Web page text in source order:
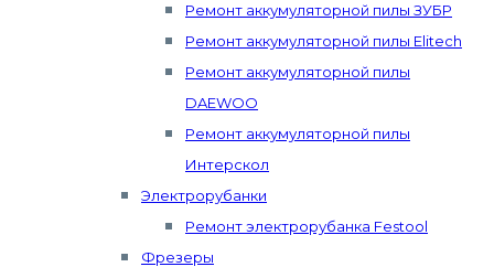
Ремонт аккумуляторной пилы ЗУБР
Ремонт аккумуляторной пилы Elitech
Ремонт аккумуляторной пилы
DAEWOO
Ремонт аккумуляторной пилы
Интерскол
Электрорубанки
Ремонт электрорубанка Festool
Фрезеры